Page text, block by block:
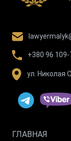
+380 96
ул. Николая
ГЛАВНАЯ